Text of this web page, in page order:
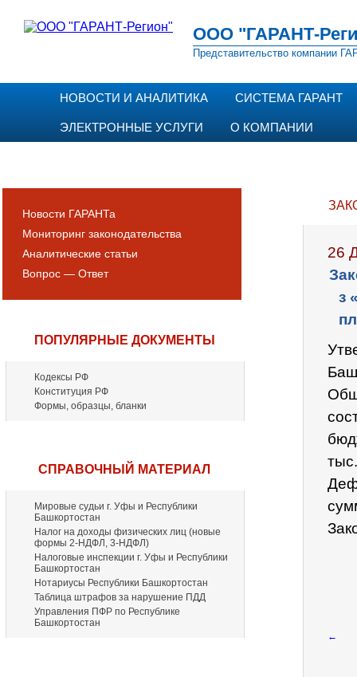
ООО "ГАРАНТ-
Представительство компании
НОВОСТИ И АНАЛИТИКА СИСТЕМА ГАРАНТ
ЭЛЕКТРОННЫЕ УСЛУГИ О КОМПАНИИ
Новости ГАРАНТа
Мониторинг законодательства
Аналитические статьи
Вопрос — Ответ
ПОПУЛЯРНЫЕ ДОКУМЕНТЫ
Кодексы РФ
Конституция РФ
Формы, образцы, бланки
СПРАВОЧНЫЙ МАТЕРИАЛ
Мировые судьи г. Уфы и Республики
Башкортостан
Налог на доходы физических лиц (новые
формы 2-НДФЛ, 3-НДФЛ)
Налоговые инспекции г. Уфы и Республики
Башкортостан
Нотариусы Республики Башкортостан
Таблица штрафов за нарушение ПДД
Управления ПФР по Республике
Башкортостан
26
з
←